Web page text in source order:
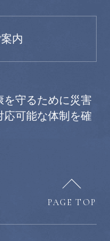
内
を守るために災害
可能な体制を確
PAGE TOP